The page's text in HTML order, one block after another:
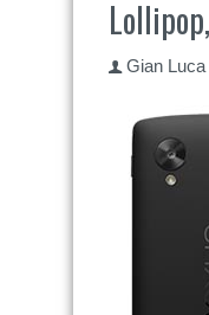
Gian